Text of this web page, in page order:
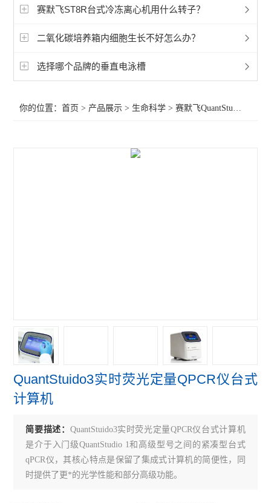
宏石实时荧光定量PCR
BioRad伯乐PTC Tempo梯度pcr
赛默飞311二氧化碳CO2培养箱
赛默飞QuantStudio7
赛默飞QuantStudio5 PCR
赛默飞QuantStudio3 PCR
伯乐CFX Connect PCR仪
伯乐S1000 PCR仪
赛默飞ST8R台式冷冻离心机用什么转子？
二氧化碳培养箱内细胞生长不好怎么办？
选择哪个品牌的垂直电泳槽
你的位置：首页 > 产品展示 > 生命科学 >赛默飞QuantStudio3 PCR
QuantStuido3实时荧光定量QPCR仪台式
计算机
简要描述： QuantStuido3实时荧光定量QPCR仪台式计算机
是介于入门级QuantStudio 1和高级型号之间的紧凑型台式
qPCR仪，其核心特点是保留了集成式计算机的简便性，同
时提供了更*的光学性能和部分高级功能。